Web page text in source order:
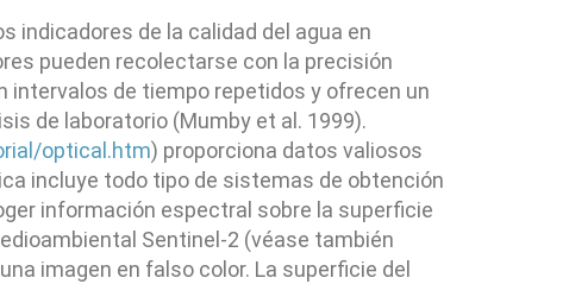
indicadores de la calidad del agua en
pueden recolectarse con la precisión
intervalos de tiempo repetidos y ofrecen un
de laboratorio (Mumby et al. 1999).
optical.htm) proporciona datos valiosos
incluye todo tipo de sistemas de obtención
información espectral sobre la superficie
Sentinel-2 (véase también
imagen en falso color. La superficie del